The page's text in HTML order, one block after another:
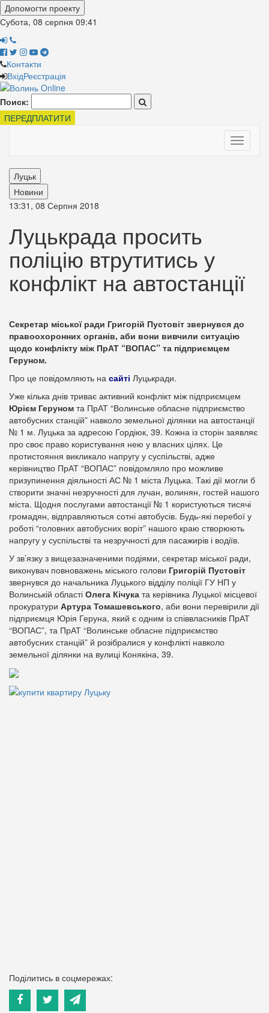
Допомогти проекту
Субота, 08 серпня 09:41
Контакти
ВхідРеєстрація
Поиск:
ПЕРЕДПЛАТИТИ
Toggle
Луцьк
Новини
13:31, 08 Серпня 2018
Луцькрада просить
поліцію втрутитись у
конфлікт на автостанції
Секретар міської ради Григорій Пустовіт звернувся до
правоохоронних органів, аби вони вивчили ситуацію
щодо конфлікту між ПрАТ “ВОПАС” та підприємцем
Геруном.
Про це повідомляють на сайті Луцькради.
Уже кілька днів триває активний конфлікт між підприємцем
Юрієм Геруном та ПрАТ “Волинське обласне підприємство
автобусних станцій” навколо земельної ділянки на автостанції
№ 1 м. Луцька за адресою Гордіюк, 39. Кожна із сторін заявляє
про своє право користування нею у власних цілях. Це
протистояння викликало напругу у суспільстві, адже
керівництво ПрАТ “ВОПАС” повідомляло про можливе
призупинення діяльності АС № 1 міста Луцька. Такі дії могли б
створити значні незручності для лучан, волинян, гостей нашого
міста. Щодня послугами автостанції № 1 користуються тисячі
громадян, відправляються сотні автобусів. Будь-які перебої у
роботі “головних автобусних воріт” нашого краю створюють
напругу у суспільстві та незручності для пасажирів і водіїв.
У зв’язку з вищезазначеними подіями, секретар міської ради,
виконувач повноважень міського голови Григорій Пустовіт
звернувся до начальника Луцького відділу поліції ГУ НП у
Волинській області Олега Кічука та керівника Луцької місцевої
прокуратури Артура Томашевського, аби вони перевірили дії
підприємця Юрія Геруна, який є одним із співвласників ПрАТ
“ВОПАС”, та ПрАТ “Волинське обласне підприємство
автобусних станцій” й розібралися у конфлікті навколо
земельної ділянки на вулиці Конякіна, 39.
Поділитись в соцмережах: